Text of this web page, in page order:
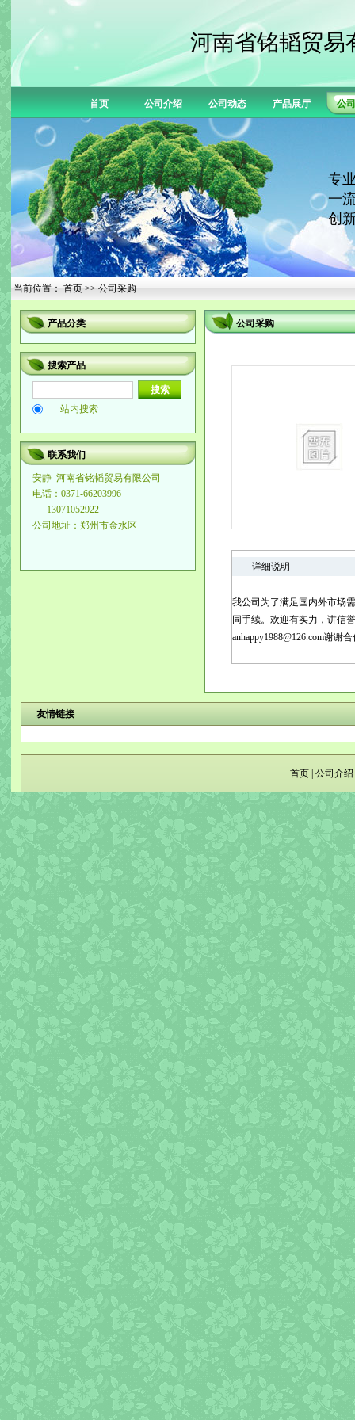
河南省铭韬贸易
首页 公司介绍 公司动态 产品展厅 公
专
一
创
当前位置： 首页 >> 公司采购
产品分类
搜索产品
站内搜索
联系我们
安静 河南省铭韬贸易有限公司
电话：0371-66203996
13071052922
公司地址：郑州市金水区
公司采购
详细说明
我公司为了满足国内外市场
同手续。欢迎有实力，讲信
anhappy1988@126.com谢谢
友情链接
首页 公司介绍